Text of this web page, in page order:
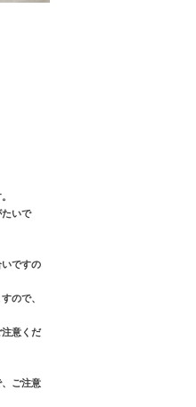
いで
ですの
ので、
意くだ
ご注意